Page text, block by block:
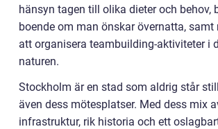
hänsyn tagen till olika dieter och behov,
boende om man önskar övernatta, samt
att organisera teambuilding-aktiviteter i
naturen.
Stockholm är en stad som aldrig står
även dess mötesplatser. Med dess mix
infrastruktur, rik historia och ett